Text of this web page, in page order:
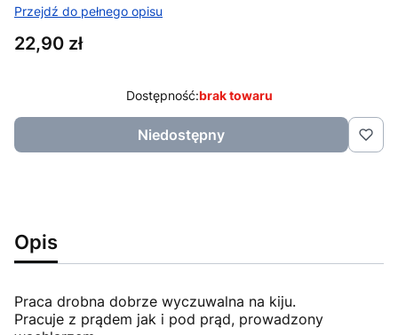
Przejdź do pełnego opisu
Cena
22,90 zł
Dostępność:brak towaru
Niedostępny
Opis
Praca drobna dobrze wyczuwalna na kiju.
Pracuje z prądem jak i pod prąd, prowadzony